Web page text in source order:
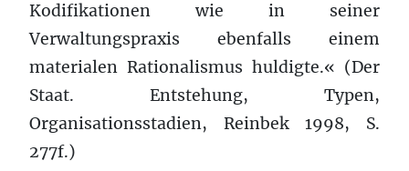
Kodifikationen wie in seiner
Verwaltungspraxis ebenfalls einem
materialen Rationalismus huldigte.« (Der
Staat. Entstehung, Typen,
Organisationsstadien, Reinbek 1998, S.
277f.)